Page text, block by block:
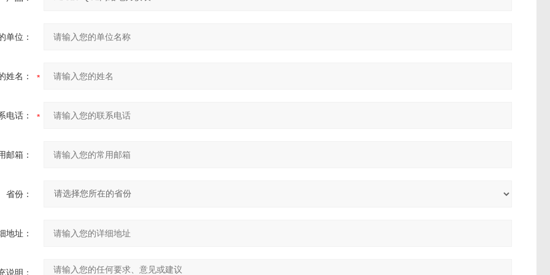
单位：
姓名：
电话：
邮箱：
省份：
地址：
说明：